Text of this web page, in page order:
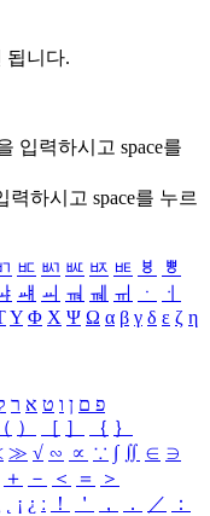
됩니다.
입력하시고 space를
력하시고 space를 누르
ㅳ ㅴ ㅵ ㅶ ㅷ ㅸ
ㅹ
ㆈ ㆉ ㆊ ㆋ ㆌ ㆍ
ㆎ
Υ Φ Χ Ψ Ω α β γ δ ε ζ η
פ ם ן ו ט א ר
（ ） ［ ］ ｛ ｝
≫ √ ∽ ∝ ∵ ∫ ∬ ∈ ∋
＋ － ＜ ＝
＞
¡ ¿ ː ！ ＇ ， ． ／
：